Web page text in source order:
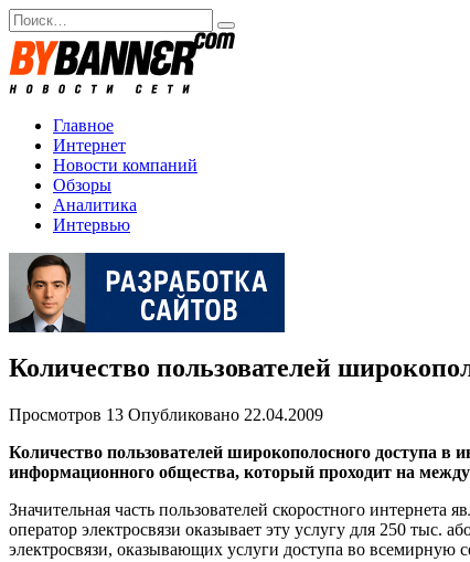
Перейти
к
содержанию
Search
for:
Главное
Интернет
Новости компаний
Обзоры
Аналитика
Интервью
Количество пользователей
Просмотров 13 Опубликовано 22.04.2009
Количество пользователей широкополосного доступа в
информационного общества, который проходит на
Значительная часть пользователей скоростного
оператор электросвязи оказывает эту услугу для 250 тыс.
электросвязи, оказывающих услуги доступа во всемирную